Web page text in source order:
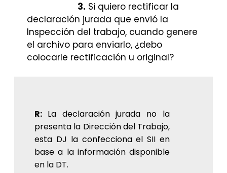
3. Si quiero rectificar la
declaración jurada que envió la
Inspección del trabajo, cuando genere
el archivo para enviarlo, ¿debo
colocarle rectificación u original?
R: La declaración jurada no la
presenta la Dirección del Trabajo,
esta DJ la confecciona el SII en
base a la información disponible
en la DT.